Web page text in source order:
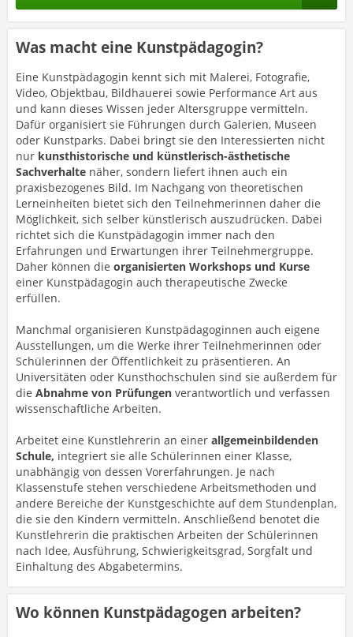
Was macht eine Kunstpädagogin?
Eine Kunstpädagogin kennt sich mit Malerei, Fotografie,
Video, Objektbau, Bildhauerei sowie Performance Art aus
und kann dieses Wissen jeder Altersgruppe vermitteln.
Dafür organisiert sie Führungen durch Galerien, Museen
oder Kunstparks. Dabei bringt sie den Interessierten nicht
nur kunsthistorische und künstlerisch-ästhetische
Sachverhalte näher, sondern liefert ihnen auch ein
praxisbezogenes Bild. Im Nachgang von theoretischen
Lerneinheiten bietet sich den Teilnehmerinnen daher die
Möglichkeit, sich selber künstlerisch auszudrücken. Dabei
richtet sich die Kunstpädagogin immer nach den
Erfahrungen und Erwartungen ihrer Teilnehmergruppe.
Daher können die organisierten Workshops und Kurse
einer Kunstpädagogin auch therapeutische Zwecke
erfüllen.
Manchmal organisieren Kunstpädagoginnen auch eigene
Ausstellungen, um die Werke ihrer Teilnehmerinnen oder
Schülerinnen der Öffentlichkeit zu präsentieren. An
Universitäten oder Kunsthochschulen sind sie außerdem für
die Abnahme von Prüfungen verantwortlich und verfassen
wissenschaftliche Arbeiten.
Arbeitet eine Kunstlehrerin an einer allgemeinbildenden
Schule, integriert sie alle Schülerinnen einer Klasse,
unabhängig von dessen Vorerfahrungen. Je nach
Klassenstufe stehen verschiedene Arbeitsmethoden und
andere Bereiche der Kunstgeschichte auf dem Stundenplan,
die sie den Kindern vermitteln. Anschließend benotet die
Kunstlehrerin die praktischen Arbeiten der Schülerinnen
nach Idee, Ausführung, Schwierigkeitsgrad, Sorgfalt und
Einhaltung des Abgabetermins.
Wo können Kunstpädagogen arbeiten?